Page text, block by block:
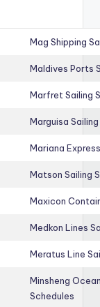
Mag Shipping
Maldives Ports
Marfret Sailing
Marguisa
Mariana
Matson Sailing
Maxicon
Medkon Lines
Meratus Line
Minsheng
Schedules